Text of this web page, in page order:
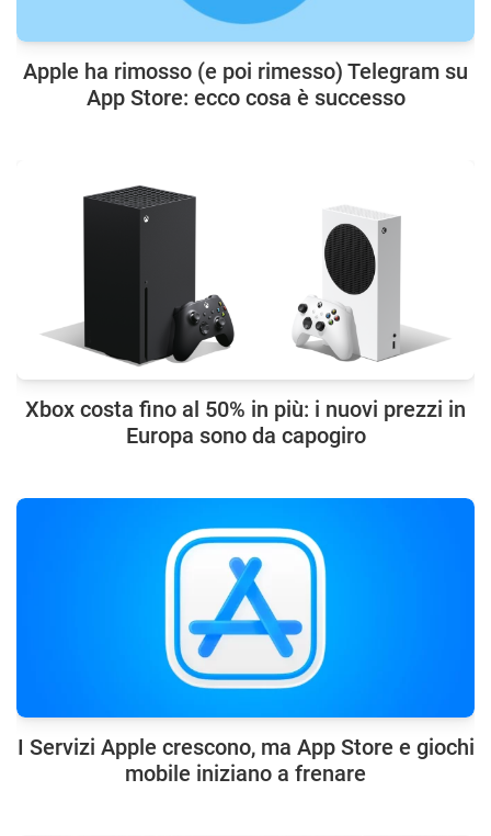
Apple ha rimosso (e poi rimesso) Telegram su
App Store: ecco cosa è successo
Xbox costa fino al 50% in più: i nuovi prezzi in
Europa sono da capogiro
I Servizi Apple crescono, ma App Store e giochi
mobile iniziano a frenare